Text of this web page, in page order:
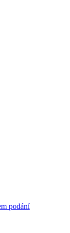
podání